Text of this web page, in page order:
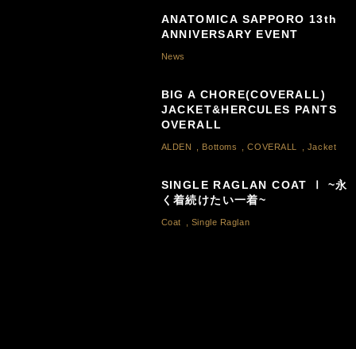
ANATOMICA SAPPORO 13th
ANNIVERSARY EVENT
News
BIG A CHORE(COVERALL)
JACKET&HERCULES PANTS
OVERALL
ALDEN Bottoms ,COVERALL Jacket
SINGLE RAGLAN COAT Ⅰ ~永
く着続けたい一着~
Coat Single Raglan